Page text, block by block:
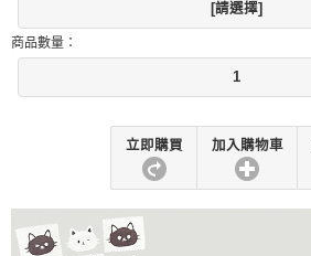
[請選擇]
商品數量：
1
立即購買 加入購物車